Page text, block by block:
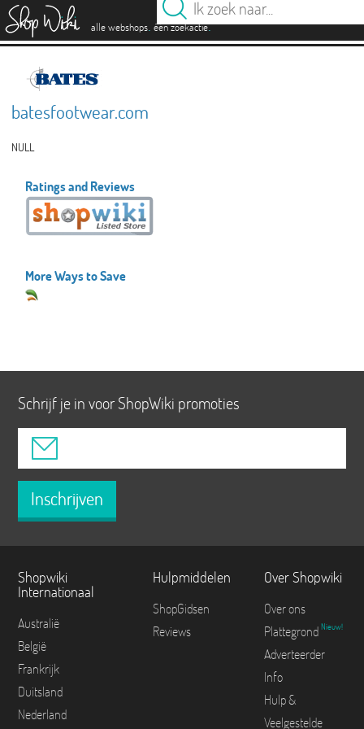
alle webshops. één zoekactie.
batesfootwear.com
NULL
Ratings and Reviews
More Ways to Save
Schrijf je in voor ShopWiki promoties
Inschrijven
Shopwiki
Internationaal
Australië
België
Frankrijk
Duitsland
Nederland
Hulpmiddelen
ShopGidsen
Reviews
Over Shopwiki
Over ons
Plattegrond Nieuw!
Adverteerder
Info
Hulp &
Veelgestelde